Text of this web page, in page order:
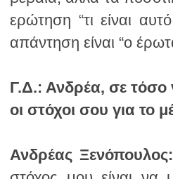
απάντηση είναι “ο
Γ.Δ.:
οι στόχοι σου για το
Ανδρέας Ξενόπουλος: